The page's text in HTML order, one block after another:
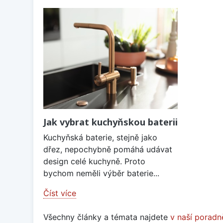
Jak vybrat kuchyňskou baterii
Kuchyňská baterie, stejně jako
dřez, nepochybně pomáhá udávat
design celé kuchyně. Proto
bychom neměli výběr baterie...
Číst více
Všechny články a témata najdete v naší